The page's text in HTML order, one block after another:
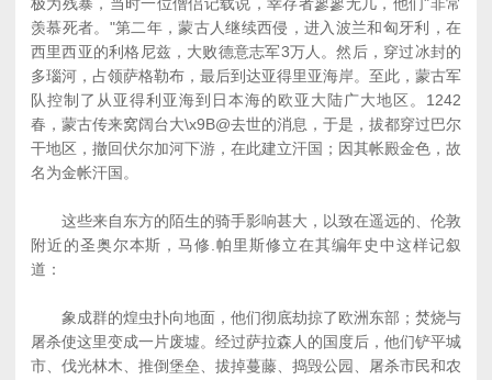
羡慕死者。"第二年，蒙古人继续西侵，进入波兰和匈牙利，在
西里西亚的利格尼兹，大败德意志军3万人。然后，穿过冰封的
多瑙河，占领萨格勒布，最后到达亚得里亚海岸。至此，蒙古军
队控制了从亚得利亚海到日本海的欧亚大陆广大地区。1242
春，蒙古传来窝阔台大\x9B@去世的消息，于是，拔都穿过巴尔
干地区，撤回伏尔加河下游，在此建立汗国；因其帐殿金色，故
名为金帐汗国。
这些来自东方的陌生的骑手影响甚大，以致在遥远的、伦敦
附近的圣奥尔本斯，马修.帕里斯修立在其编年史中这样记叙
道：
象成群的煌虫扑向地面，他们彻底劫掠了欧洲东部；焚烧与
屠杀使这里变成一片废墟。经过萨拉森人的国度后，他们铲平城
市、伐光林木、推倒堡垒、拔掉蔓藤、捣毁公园、屠杀市民和农